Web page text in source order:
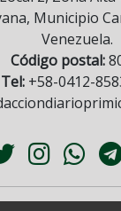
Municipio
Venezuela.
Código postal:
Tel:+58-0412-